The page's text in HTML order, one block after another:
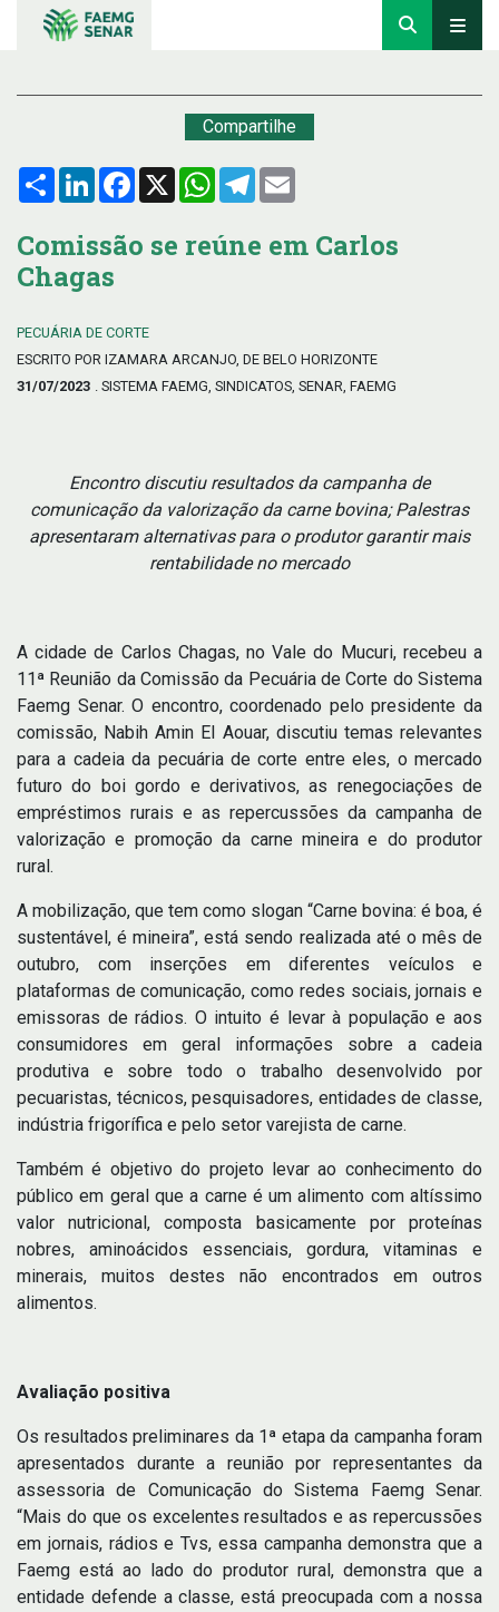
Compartilhe
Compartilhar
LinkedInFacebook
X WhatsApp
Telegram
Comissão se reúne em Carlos
Chagas
PECUÁRIA DE CORTE
ESCRITO POR IZAMARA ARCANJO, DE BELO HORIZONTE
31/07/2023 . SISTEMA FAEMG, SINDICATOS, SENAR, FAEMG
Encontro discutiu resultados da campanha de
comunicação da valorização da carne bovina; Palestras
apresentaram alternativas para o produtor garantir mais
rentabilidade no mercado
A cidade de Carlos Chagas, no Vale do Mucuri, recebeu a
11ª Reunião da Comissão da Pecuária de Corte do Sistema
Faemg Senar. O encontro, coordenado pelo presidente da
comissão, Nabih Amin El Aouar, discutiu temas relevantes
para a cadeia da pecuária de corte entre eles, o mercado
futuro do boi gordo e derivativos, as renegociações de
empréstimos rurais e as repercussões da campanha de
valorização e promoção da carne mineira e do produtor
rural.
A mobilização, que tem como slogan “Carne bovina: é boa, é
sustentável, é mineira”, está sendo realizada até o mês de
outubro, com inserções em diferentes veículos e
plataformas de comunicação, como redes sociais, jornais e
emissoras de rádios. O intuito é levar à população e aos
consumidores em geral informações sobre a cadeia
produtiva e sobre todo o trabalho desenvolvido por
pecuaristas, técnicos, pesquisadores, entidades de classe,
indústria frigorífica e pelo setor varejista de carne.
Também é objetivo do projeto levar ao conhecimento do
público em geral que a carne é um alimento com altíssimo
valor nutricional, composta basicamente por proteínas
nobres, aminoácidos essenciais, gordura, vitaminas e
minerais, muitos destes não encontrados em outros
alimentos.
Avaliação positiva
Os resultados preliminares da 1ª etapa da campanha foram
apresentados durante a reunião por representantes da
assessoria de Comunicação do Sistema Faemg Senar.
“Mais do que os excelentes resultados e as repercussões
em jornais, rádios e Tvs, essa campanha demonstra que a
Faemg está ao lado do produtor rural, demonstra que a
entidade defende a classe, está preocupada com a nossa